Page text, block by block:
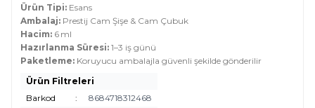
Ürün Tipi: Esans
Ambalaj: Prestij Cam Şişe & Cam Çubuk
Hacim: 6 ml
Hazırlanma Süresi: 1–3 iş günü
Paketleme: Koruyucu ambalajla güvenli şekilde gönderilir
Ürün Filtreleri
Barkod
:
8684718312468